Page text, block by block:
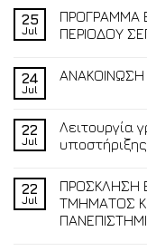
25
Jul
ΠΡΟΓΡΑΜΜΑ
ΠΕΡΙΟΔΟΥ
24
Jul
22
Jul
Λειτουργία
22
Jul
ΠΡΟΣΚΛΗΣΗ
ΤΜΗΜΑΤΟΣ